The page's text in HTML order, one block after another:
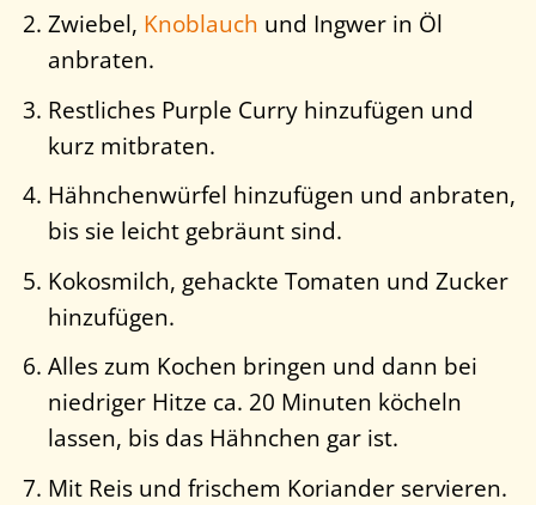
Zwiebel, Knoblauch und Ingwer in Öl
anbraten.
Restliches Purple Curry hinzufügen und
kurz mitbraten.
Hähnchenwürfel hinzufügen und anbraten,
bis sie leicht gebräunt sind.
Kokosmilch, gehackte Tomaten und Zucker
hinzufügen.
Alles zum Kochen bringen und dann bei
niedriger Hitze ca. 20 Minuten köcheln
lassen, bis das Hähnchen gar ist.
Mit Reis und frischem Koriander servieren.